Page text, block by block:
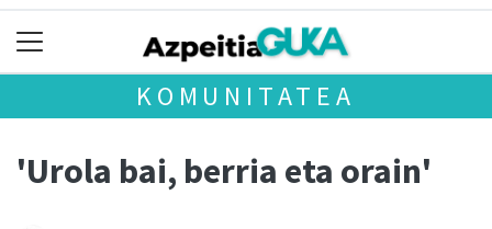
KOMUNITATEA
'Urola bai, berria eta orain'